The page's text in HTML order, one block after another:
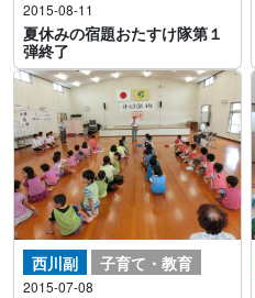
2015-08-11
夏休みの宿題おたすけ隊第１
弾終了
西川副 子育て・教育
2015-07-08